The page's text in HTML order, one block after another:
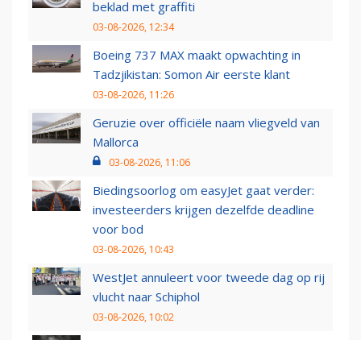
beklad met graffiti
03-08-2026, 12:34
Boeing 737 MAX maakt opwachting in
Tadzjikistan: Somon Air eerste klant
03-08-2026, 11:26
Geruzie over officiële naam vliegveld van
Mallorca
03-08-2026, 11:06
Biedingsoorlog om easyJet gaat verder:
investeerders krijgen dezelfde deadline
voor bod
03-08-2026, 10:43
WestJet annuleert voor tweede dag op rij
vlucht naar Schiphol
03-08-2026, 10:02